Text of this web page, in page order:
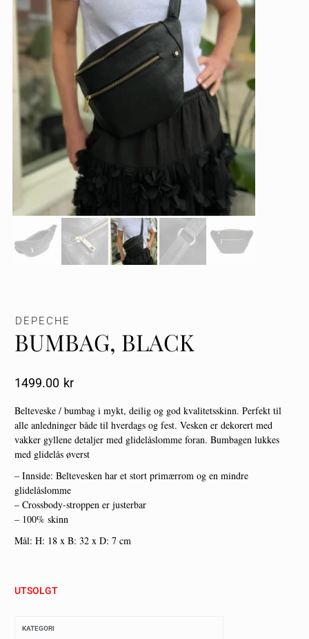
DEPECHE
BUMBAG, BLACK
1499.00 Kr
Belteveske / bumbag i mykt, deilig og god kvalitetsskinn. Perfekt til
alle anledninger både til hverdags og fest. Vesken er dekorert med
vakker gyllene detaljer med glidelåslomme foran. Bumbagen lukkes
med glidelås øverst
– Innside: Beltevesken har et stort primærrom og en mindre
glidelåslomme
– Crossbody-stroppen er justerbar
– 100% skinn
Mål: H: 18 x B: 32 x D: 7 cm
UTSOLGT
KATEGORI